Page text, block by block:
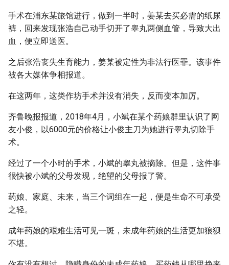
手术在浦东某旅馆进行，做到一半时，姜某去买必需的纸尿
裤，回来发现张浩自己动手切开了睾丸两侧血管，导致大出
血，便立即送医。
之后张浩丧失生育能力，姜某被定性为非法行医罪。该事件
被各大媒体争相报道。
在这两年，这类作坊手术并没有消失，反而变本加厉。
齐鲁晚报报道，2018年4月，小斌在某个药娘群里认识了网
友小俊，以6000元的价格让小俊主刀为她进行睾丸切除手
术。
经过了一个小时的手术，小斌的睾丸被摘除。但是，这件事
很快被小斌的父母发现，绝望的父母报了警。
药娘、家庭、未来，当三个词组在一起，便是生命不可承受
之轻。
成年药娘的艰难生活可见一斑，未成年药娘的生活更加狼狈
不堪。